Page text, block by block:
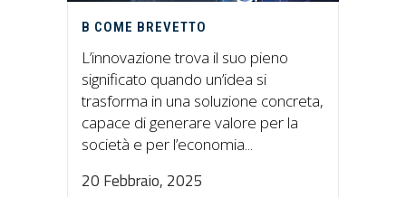
B COME BREVETTO
L’innovazione trova il suo pieno
significato quando un’idea si
trasforma in una soluzione concreta,
capace di generare valore per la
società e per l’economia...
20 Febbraio, 2025